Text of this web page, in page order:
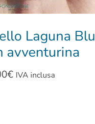
Laguna Blu
avventurina
€ IVA inclusa